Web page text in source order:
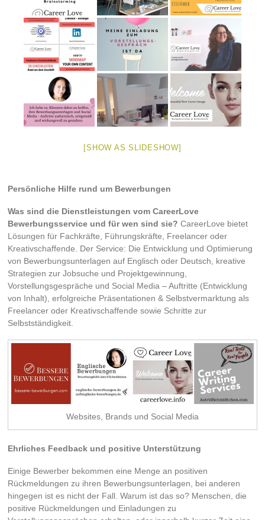
[SHOW AS SLIDESHOW]
Persönliche Hilfe rund um Bewerbungen
Was sind die Dienstleistungen vom CareerLove
Bewerbungsservice und für wen sind sie?CareerLove bietet
Lösungen für Fachkräfte, Führungskräfte, Freelancer oder
Kreativschaffende. Der Service: Die Entwicklung und Optimierung
von Bewerbungsunterlagen auf Englisch oder Deutsch, kreative
Strategien zur Jobsuche und Projektgewinnung,
Vorstellungsgespräche und Social Media – Auftritte (Entwicklung
von Inhalt), erfolgreiche Präsentationen & Selbstvermarktung als
Freelancer oder Kreativschaffende sowie Schritte zur
Selbstständigkeit.
Websites, Brands und Social Media
Ehrliches Feedback und positive Unterstützung
Einige Bewerber bekommen eine Menge an positiven
Rückmeldungen zu ihren Bewerbungsunterlagen, bei anderen
hingegen ist es nicht der Fall. Warum ist das so? Menschen, die
positive Rückmeldungen und Einladungen zu